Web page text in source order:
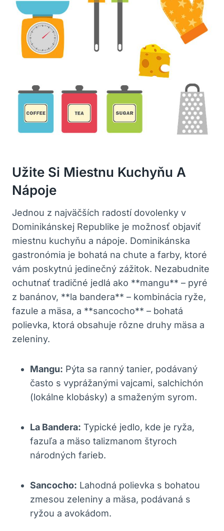
Užite Si Miestnu Kuchyňu A
Nápoje
Jednou z najväčších radostí dovolenky v
Dominikánskej Republike je možnosť objaviť
miestnu kuchyňu a nápoje. Dominikánska
gastronómia je bohatá na chute a farby, ktoré
vám poskytnú jedinečný zážitok. Nezabudnite
ochutnať tradičné jedlá ako **mangu** – pyré
z banánov, **la bandera** – kombinácia ryže,
fazule a mäsa, a **sancocho** – bohatá
polievka, ktorá obsahuje rôzne druhy mäsa a
zeleniny.
Mangu: Pýta sa ranný tanier, podávaný
často s vyprážanými vajcami, salchichón
(lokálne klobásky) a smaženým syrom.
La Bandera: Typické jedlo, kde je ryža,
fazuľa a mäso talizmanom štyroch
národných farieb.
Sancocho: Lahodná polievka s bohatou
zmesou zeleniny a mäsa, podávaná s
ryžou a avokádom.